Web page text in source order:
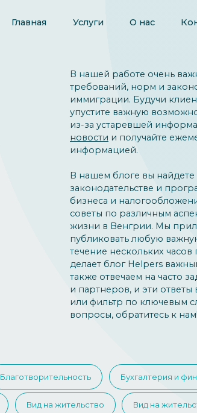
Главная Услуги О нас
В нашей работе очень
требований, норм и
иммиграции. Будучи
упустите важную
из-за устаревшей
новости и получайте
информацией.
В нашем блоге вы
законодательстве и
бизнеса и
советы по различным
жизни в Венгрии. Мы
публиковать любую
течение нескольких
делает блог Helpers
также отвечаем на часто
и партнеров, и эти
или фильтр по ключевым
вопросы, обратитесь к нам!
Благотворительность Бухгалтерия и
Вид на жительство Вид на